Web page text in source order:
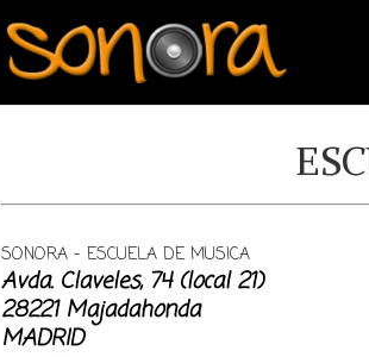
SONORA – ESCUELA DE MUSICA
Avda. Claveles, 74 (local 21)
28221 Majadahonda
MADRID